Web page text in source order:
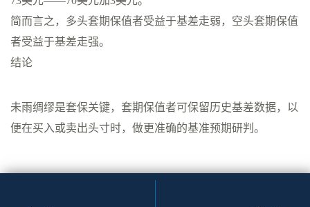
简而言之，多头套期保值者受益于基差走弱，空头套期保值
者受益于基差走强。
结论
未雨绸缪是套保关键，套期保值者可保留历史基差数据，以
便在买入或卖出头寸时，做更准确的基准预期研判。